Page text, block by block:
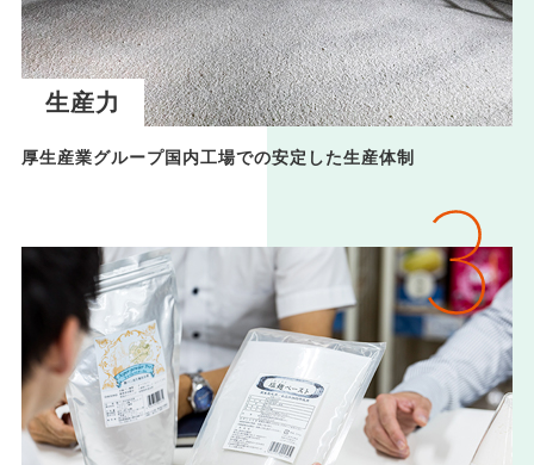
生産力
厚生産業グループ国内工場での安定した生産体制